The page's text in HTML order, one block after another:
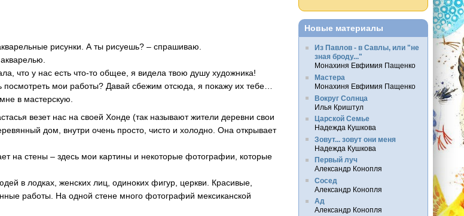
рисунки. А ты рисуешь? – спрашиваю.
что у нас есть что-то общее, я видела твою душу художника!
мои работы? Давай сбежим отсюда, я покажу их тебе…
в мастерскую.
везет нас на своей Хонде (так называют жители деревни свои
дом, внутри очень просто, чисто и холодно. Она открывает
на стены – здесь мои картины и некоторые фотографии, которые
в лодках, женских лиц, одиноких фигур, церкви. Красивые,
работы. На одной стене много фотографий мексиканской
Новые материалы
Из Павлов - в Савлы, или "не
зная броду..."
Монахиня Евфимия Пащенко
Мастера
Монахиня Евфимия Пащенко
Вокруг Солнца
Илья Криштул
Царской Семье
Надежда Кушкова
Зовут... зовут они меня
Надежда Кушкова
Первый луч
Александр Конопля
Сосед
Александр Конопля
Ад
Александр Конопля